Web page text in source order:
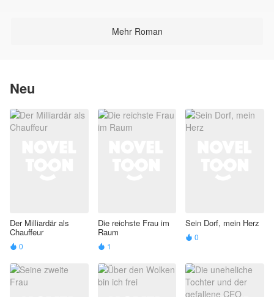
Mehr Roman
Neu
Der Milliardär als
Chauffeur
 0
Die reichste Frau im
Raum
 1
Sein Dorf, mein Herz
 0